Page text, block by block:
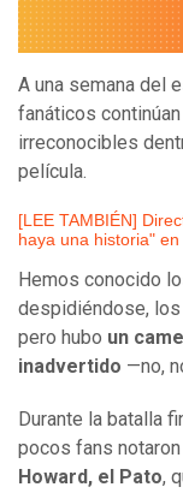
A una semana del
fanáticos
irreconocibles
película.
[LEE TAMBIÉN]
haya una historia"
Hemos conocido
despidiéndose,
pero hubo un
inadvertido —no,
Durante la batalla
pocos fans
Howard, el Pato,